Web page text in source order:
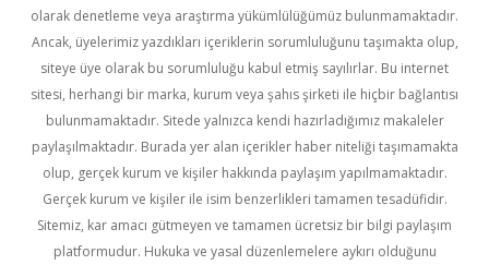
olarak denetleme veya araştırma yükümlülüğümüz bulunmamaktadır.
Ancak, üyelerimiz yazdıkları içeriklerin sorumluluğunu taşımakta olup,
siteye üye olarak bu sorumluluğu kabul etmiş sayılırlar. Bu internet
sitesi, herhangi bir marka, kurum veya şahıs şirketi ile hiçbir bağlantısı
bulunmamaktadır. Sitede yalnızca kendi hazırladığımız makaleler
paylaşılmaktadır. Burada yer alan içerikler haber niteliği taşımamakta
olup, gerçek kurum ve kişiler hakkında paylaşım yapılmamaktadır.
Gerçek kurum ve kişiler ile isim benzerlikleri tamamen tesadüfidir.
Sitemiz, kar amacı gütmeyen ve tamamen ücretsiz bir bilgi paylaşım
platformudur. Hukuka ve yasal düzenlemelere aykırı olduğunu